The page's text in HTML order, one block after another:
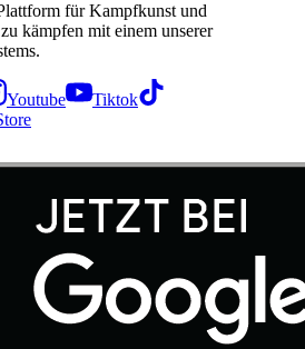
für Kampfkunst und
kämpfen mit einem unserer
Youtube Tiktok